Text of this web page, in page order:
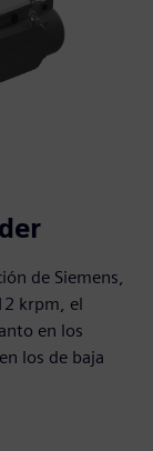
de Siemens,
krpm, el
en los
los de baja